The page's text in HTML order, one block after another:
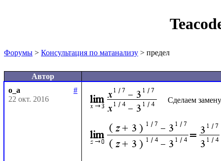
Форумы > Консультация по матанализу > предел
Автор
o_a
#
22 окт. 2016
Сделаем замену